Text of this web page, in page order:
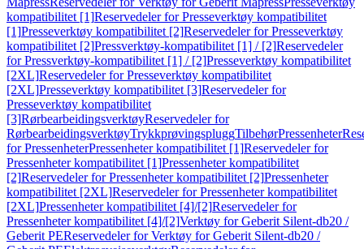
kompatibilitet [1]Reservedeler for Presseverktøy kompatibilitet
[1]Presseverktøy kompatibilitet [2]Reservedeler for Presseverktøy
kompatibilitet [2]Pressverktøy-kompatibilitet [1] / [2]Reservedeler
for Pressverktøy-kompatibilitet [1] / [2]Presseverktøy kompatibilitet
[2XL]Reservedeler for Presseverktøy kompatibilitet
[2XL]Presseverktøy kompatibilitet [3]Reservedeler for
Presseverktøy kompatibilitet
[3]RørbearbeidingsverktøyReservedeler for
RørbearbeidingsverktøyTrykkprøvingspluggTilbehørPressenheter
for PressenheterPressenheter kompatibilitet [1]Reservedeler for
Pressenheter kompatibilitet [1]Pressenheter kompatibilitet
[2]Reservedeler for Pressenheter kompatibilitet [2]Pressenheter
kompatibilitet [2XL]Reservedeler for Pressenheter kompatibilitet
[2XL]Pressenheter kompatibilitet [4]/[2]Reservedeler for
Pressenheter kompatibilitet [4]/[2]Verktøy for Geberit Silent-db20 /
Geberit PEReservedeler for Verktøy for Geberit Silent-db20 /